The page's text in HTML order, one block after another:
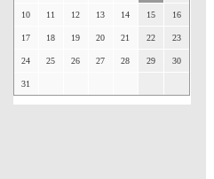
10 11 12 13 14 15 16
17 18 19 20 21 22 23
24 25 26 27 28 29 30
31